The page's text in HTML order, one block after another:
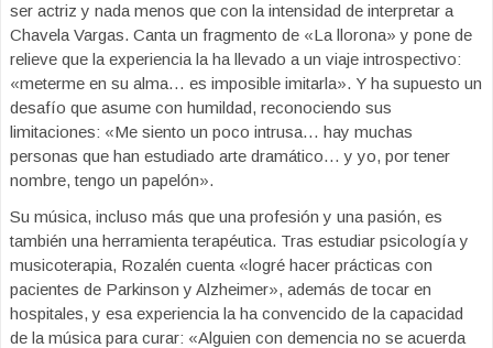
ser actriz y nada menos que con la intensidad de interpretar a
Chavela Vargas. Canta un fragmento de «La llorona» y pone de
relieve que la experiencia la ha llevado a un viaje introspectivo:
«meterme en su alma… es imposible imitarla». Y ha supuesto un
desafío que asume con humildad, reconociendo sus
limitaciones: «Me siento un poco intrusa… hay muchas
personas que han estudiado arte dramático… y yo, por tener
nombre, tengo un papelón».
Su música, incluso más que una profesión y una pasión, es
también una herramienta terapéutica. Tras estudiar psicología y
musicoterapia, Rozalén cuenta «logré hacer prácticas con
pacientes de Parkinson y Alzheimer», además de tocar en
hospitales, y esa experiencia la ha convencido de la capacidad
de la música para curar: «Alguien con demencia no se acuerda